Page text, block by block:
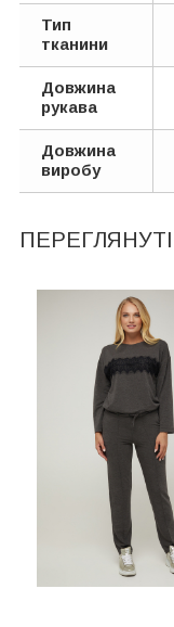
Тип
тканини
Довжина
рукава
Довжина
виробу
ПЕРЕГЛЯНУТІ